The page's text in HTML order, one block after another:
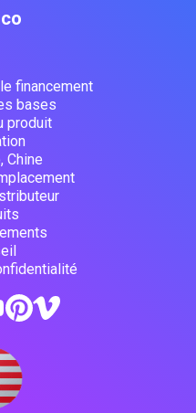
financement
bases
produit
Chine